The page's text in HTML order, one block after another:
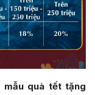
mẫu quà tết tặng